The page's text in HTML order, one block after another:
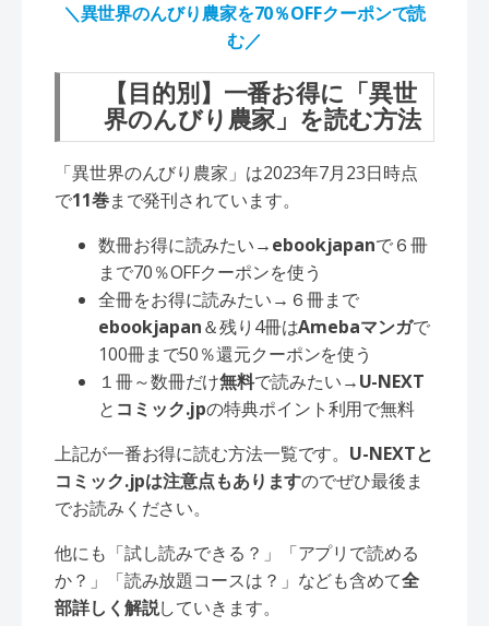
＼異世界のんびり農家を70％OFFクーポンで読
む／
【目的別】一番お得に「異世
界のんびり農家」を読む方法
「異世界のんびり農家」は2023年7月23日時点
で11巻まで発刊されています。
数冊お得に読みたい→ebookjapanで６冊
まで70％OFFクーポンを使う
全冊をお得に読みたい→６冊まで
ebookjapan＆残り4冊はAmebaマンガで
100冊まで50％還元クーポンを使う
１冊～数冊だけ無料で読みたい→U-NEXT
と コミック.jpの特典ポイント利用で無料
上記が一番お得に読む方法一覧です。 U-NEXTと
コミック.jpは注意点もありますのでぜひ最後ま
でお読みください。
他にも「試し読みできる？」「アプリで読める
か？」「読み放題コースは？」なども含めて全
部詳しく解説していきます。